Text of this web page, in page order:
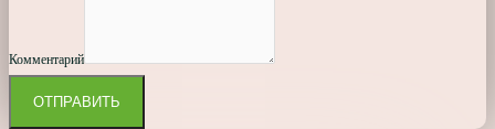
Комментарий
ОТПРАВИТЬ